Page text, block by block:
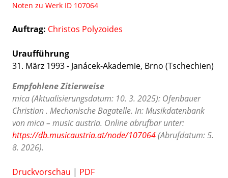
Noten zu Werk ID 107064
Auftrag: Christos Polyzoides
Uraufführung
31. März 1993 - Janácek-Akademie, Brno (Tschechien)
Empfohlene Zitierweise
mica (Aktualisierungsdatum: 10. 3. 2025): Ofenbauer
Christian . Mechanische Bagatelle. In: Musikdatenbank
von mica – music austria. Online abrufbar unter:
https://db.musicaustria.at/node/107064(Abrufdatum: 5.
8. 2026).
Druckvorschau | PDF